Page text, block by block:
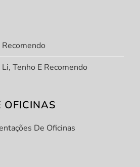
Tenho E Recomendo
OFICINAS
De Oficinas